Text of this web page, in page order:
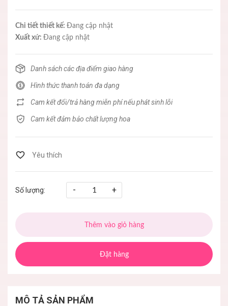
Chi tiết thiết kế: Đang cập nhật
Xuất xứ: Đang cập nhật
Danh sách các địa điểm giao hàng
Hình thức thanh toán đa dạng
Cam kết đổi/trả hàng miễn phí nếu phát sinh lỗi
Cam kết đảm bảo chất lượng hoa
Số lượng: - +
Thêm vào giỏ hàng
Đặt hàng
MÔ TẢ SẢN PHẨM